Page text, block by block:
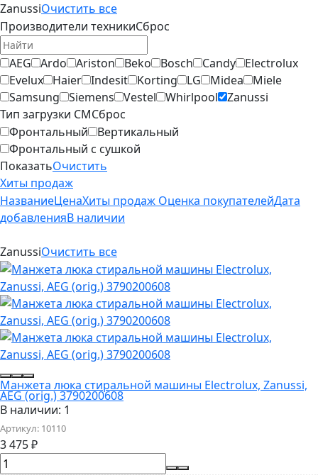
ZanussiОчистить все
Производители техникиСброс
AEG Ardo Ariston Beko Bosch Candy
Electrolux
Evelux
Haier Indesit Korting LG Midea
Miele
Samsung
Siemens Vestel Whirlpool
Zanussi
Тип загрузки СМСброс
Фронтальный
Вертикальный
Фронтальный с сушкой
ПоказатьОчистить
Хиты продаж
НазваниеЦенаХиты продаж Оценка покупателейДата
добавленияВ наличии
ZanussiОчистить все
Манжета люка стиральной машины Electrolux, Zanussi,
AEG (orig.) 3790200608
В наличии: 1
Артикул: 10110
3 475₽